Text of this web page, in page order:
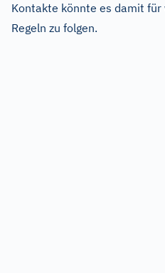
Kontakte könnte es damit
Regeln zu folgen.